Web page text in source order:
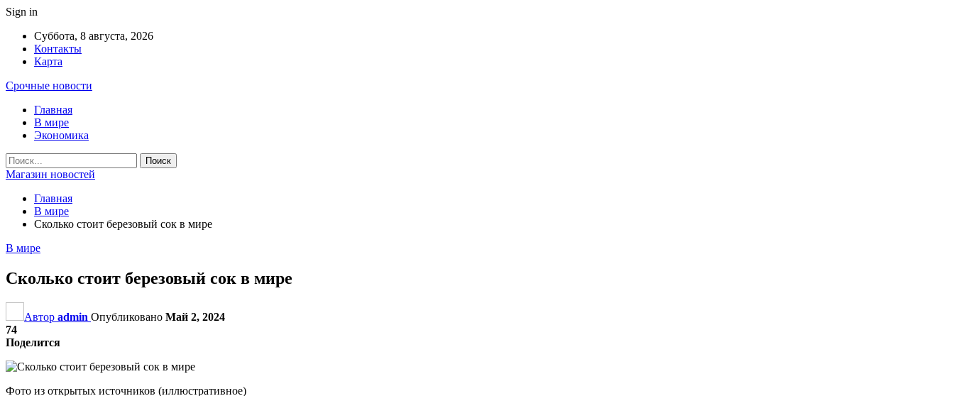
Sign in
Суббота, 8 августа, 2026
Контакты
Карта
Срочные новости
Главная
В мире
Экономика
Магазин новостей
Главная
В мире
Сколько стоит березовый сок в мире
В мире
Сколько стоит березовый сок в мире
Автор admin Опубликовано Май 2, 2024
74
Поделится
Фото из открытых источников (иллюстративное)